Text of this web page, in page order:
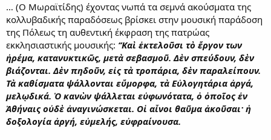
… (Ο Μωραϊτίδης) έχοντας νωπά τα σεμνά ακούσματα της
κολλυβαδικής παραδόσεως βρίσκει στην μουσική παράδοση
της Πόλεως τη αυθεντική έκφραση της πατρώας
εκκλησιαστικής μουσικής: ‘‘Καὶ ἐκτελοῦσι τὸ ἔργον των
ἠρέμα, κατανυκτικῶς, μετὰ σεβασμοῦ. Δὲν σπεύδουν, δὲν
βιάζονται. Δὲν πηδοῦν, εἰς τὰ τροπάρια, δὲν παραλείπουν.
Τὰ καθίσματα ψάλλονται εὔμορφα, τὰ Εὐλογητάρια ἀργά,
μελῳδικά. Ὁ κανὼν ψάλλεται εὐφωνότατα, ὁ ὁποῖος ἐν
Ἀθήναις οὐδὲ ἀναγινώσκεται. Οἱ αἶνοι θαῦμα ἀκοῦσαι· ἡ
δοξολογία ἀργή, εὐμελής, εὐφραίνουσα.